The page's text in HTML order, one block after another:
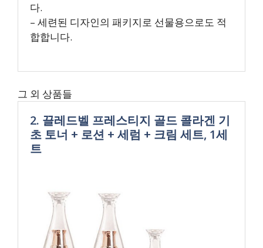
다.
– 세련된 디자인의 패키지로 선물용으로도 적
합합니다.
그 외 상품들
2. 끌레드벨 프레스티지 골드 콜라겐 기
초 토너 + 로션 + 세럼 + 크림 세트, 1세
트